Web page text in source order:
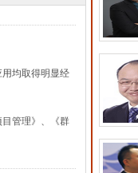
均取得明显经
管理》、《群